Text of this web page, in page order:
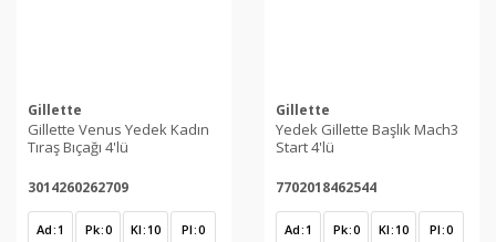
Gillette
Gillette Venus Yedek Kadın
Tıraş Bıçağı 4'lü
3014260262709
Ad 1 Pk 0 Kl 10 Pl 0
Gillette
Yedek Gillette Başlık Mach3
Start 4'lü
7702018462544
Ad 1 Pk 0 Kl 10 Pl 0